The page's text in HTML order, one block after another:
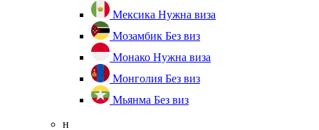
Мексика Нужна виза
Мозамбик Без виз
Монако Нужна виза
Монголия Без виз
Мьянма Без виз
н